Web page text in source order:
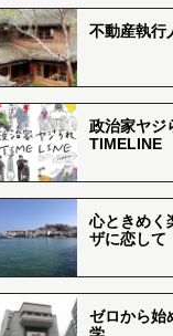
不動産執行
政治家ヤジ
TIMELINE
心ときめく
ザに恋して
ゼロから始